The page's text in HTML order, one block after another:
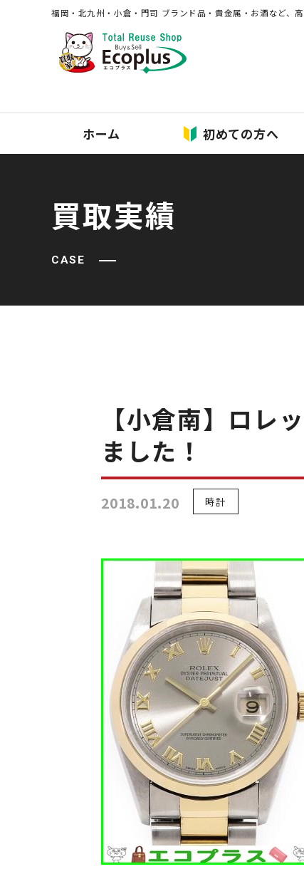
福岡・北九州・⼩倉・⾨司 ブランド品・貴⾦属・お酒など、
ホーム 初めての方へ
買取実績
CASE
【小倉南】ロレ
ました！
2018.01.20 時計